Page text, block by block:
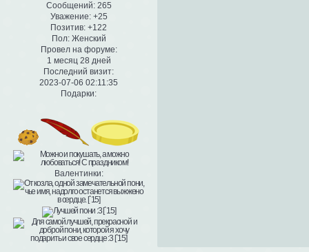
Сообщений:265
Уважение: +25
Позитив: +122
Пол:Женский
Провел на форуме:
1 месяц 28 дней
Последний визит:
2023-07-06 02:11:35
Подарки:
Валентинки: